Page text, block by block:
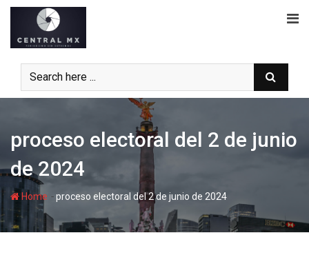
Skip
content
proceso electoral del 2 de junio
de 2024
Home -proceso electoral del 2 de junio de 2024